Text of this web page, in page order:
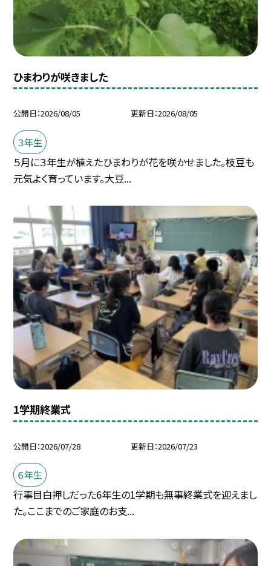
ひまわりが咲きました
公開日 2026/08/05 更新日 2026/08/05
３年生
５月に３年生が植えたひまわりが花を咲かせました。枝豆も
元気よく育っています。大豆...
1学期終業式
公開日 2026/07/28 更新日 2026/07/23
６年生
行事目白押しだった6年生の1学期も無事終業式を迎えまし
た。ここまでのご家庭のお支...